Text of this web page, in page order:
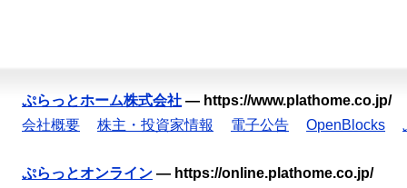
ぷらっとホーム株式会社 — https://www.plathome.co.jp/
会社概要
株主・投資家情報 電子公告 OpenBlocks
ぷらっとオンライン — https://online.plathome.co.jp/